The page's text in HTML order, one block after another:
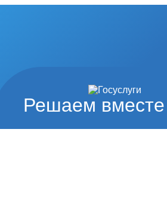
Решаем вместе